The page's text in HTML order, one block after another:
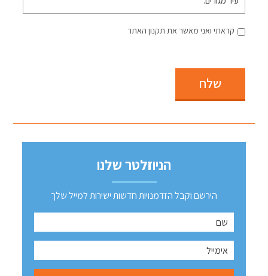
קראתי ואני מאשר את תקנון האתר
שלח
הניוזלטר שלנו
הירשם וקבל הזדמנויות חדשות ישירות למייל שלך